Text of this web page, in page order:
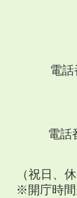
電
電話
（祝日、
※開庁時